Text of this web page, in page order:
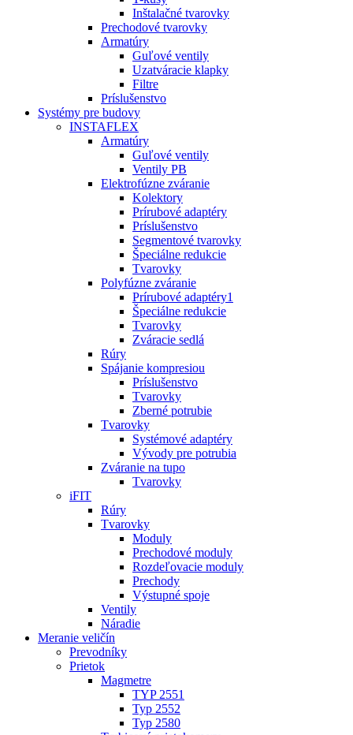
Inštalačné tvarovky
Prechodové tvarovky
Armatúry
Guľové ventily
Uzatváracie klapky
Filtre
Príslušenstvo
Systémy pre budovy
INSTAFLEX
Armatúry
Guľové ventily
Ventily PB
Elektrofúzne zváranie
Kolektory
Prírubové adaptéry
Príslušenstvo
Segmentové tvarovky
Špeciálne redukcie
Tvarovky
Polyfúzne zváranie
Prírubové adaptéry1
Špeciálne redukcie
Tvarovky
Zváracie sedlá
Rúry
Spájanie kompresiou
Príslušenstvo
Tvarovky
Zberné potrubie
Tvarovky
Systémové adaptéry
Vývody pre potrubia
Zváranie na tupo
Tvarovky
iFIT
Rúry
Tvarovky
Moduly
Prechodové moduly
Rozdeľovacie moduly
Prechody
Výstupné spoje
Ventily
Náradie
Meranie veličín
Prevodníky
Prietok
Magmetre
TYP 2551
Typ 2552
Typ 2580